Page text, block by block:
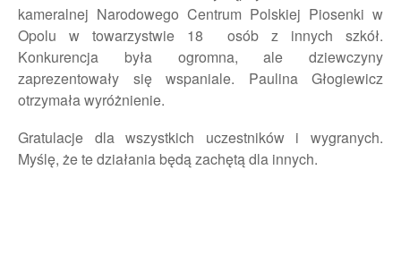
kameralnej Narodowego Centrum Polskiej Piosenki w
Opolu w towarzystwie 18 osób z innych szkół.
Konkurencja była ogromna, ale dziewczyny
zaprezentowały się wspaniale. Paulina Głogiewicz
otrzymała wyróżnienie.
Gratulacje dla wszystkich uczestników i wygranych.
Myślę, że te działania będą zachętą dla innych.